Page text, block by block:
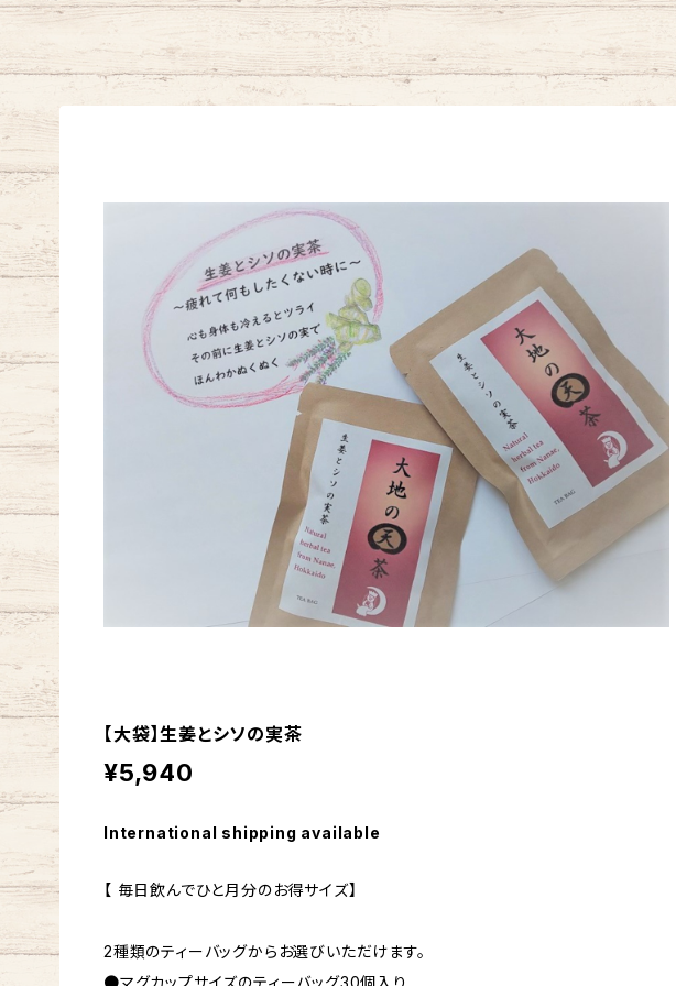
【大袋】生姜とシソの実茶
¥5,940
International shipping available
【 毎日飲んでひと月分のお得サイズ】
2種類のティーバッグからお選びいただけます。
●マグカップサイズのティーバッグ30個入り